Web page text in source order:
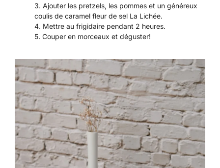
Ajouter les pretzels, les pommes et un généreux
coulis de caramel fleur de sel La Lichée.
Mettre au frigidaire pendant 2 heures.
Couper en morceaux et déguster!